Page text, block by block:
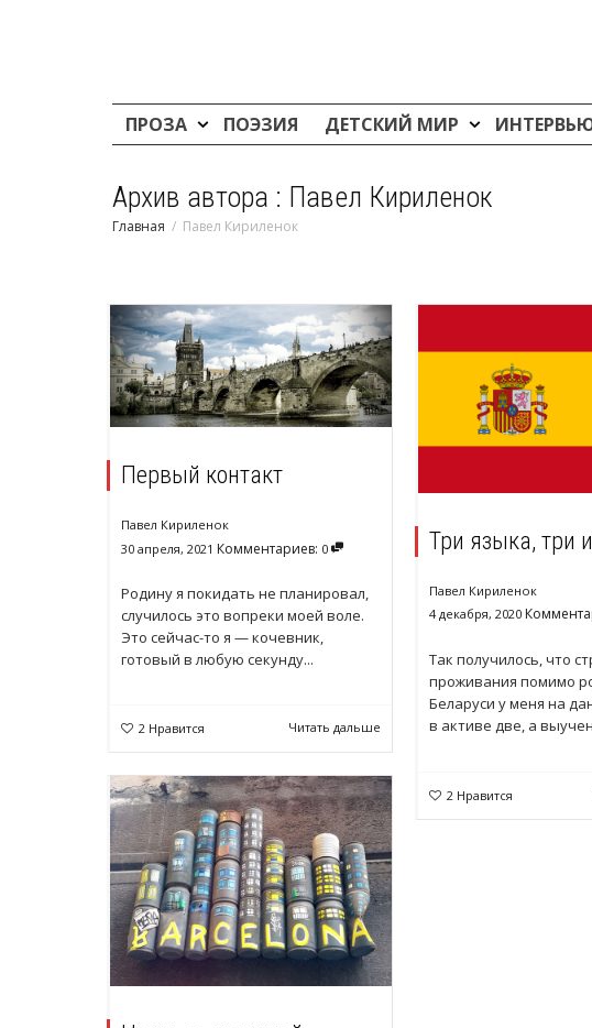
ПРОЗА ПОЭЗИЯ ДЕТСКИЙ МИР
Архив автора : Павел Кириленок
Главная Павел Кириленок
Первый контакт
Павел Кириленок
30 апреля, 2021 Комментариев: 0
Родину я покидать не планировал,
случилось это вопреки моей воле.
Это сейчас-то я — кочевник,
готовый в любую секунду...
2 Нравится Читать дальше
Три языка, три
Павел Кириленок
4 декабря, 2020
Так получилось, что
проживания помимо
Беларуси у меня на
в активе две, а
2 Нравится